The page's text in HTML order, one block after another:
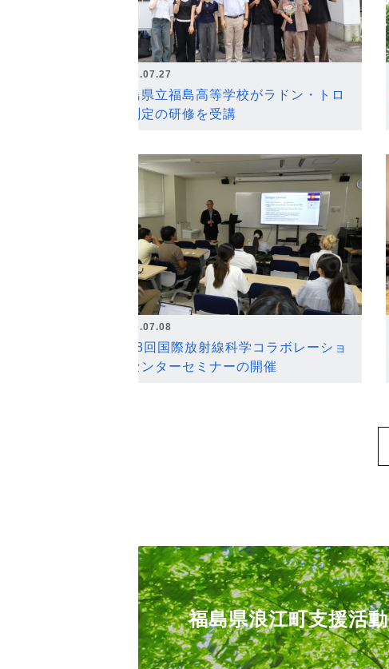
2026.07.27
福島県立福島高等学校がラドン・トロ
ン測定の研修を受講
2026.07.08
第18回国際放射線科学コラボレーショ
ンセンターセミナーの開催
福島県浪江町支援活動